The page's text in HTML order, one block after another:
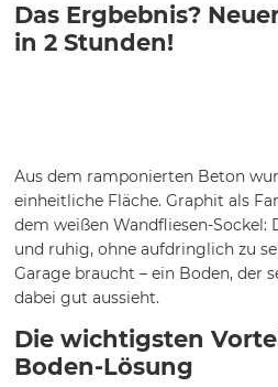
Das Ergbebnis?
in 2 Stunden!
Aus dem ramponierten Beton
einheitliche Fläche. Graphit als
dem weißen Wandfliesen-
und ruhig, ohne aufdringlich zu
Garage braucht – ein Boden, der
dabei gut aussieht.
Die wichtigsten
Boden-Lösung